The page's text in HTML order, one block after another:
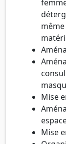
Mise
Mise